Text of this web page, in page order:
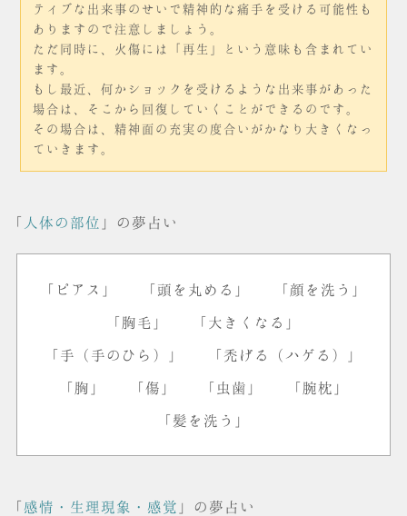
ティブな出来事のせいで精神的な痛手を受ける可能性も
ありますので注意しましょう。
ただ同時に、火傷には「再生」という意味も含まれてい
ます。
もし最近、何かショックを受けるような出来事があった
場合は、そこから回復していくことができるのです。
その場合は、精神面の充実の度合いがかなり大きくなっ
ていきます。
「 人体の部位 」の夢占い
「ピアス」 「頭を丸める」 「顔を洗う」
「胸毛」 「大きくなる」
「手（手のひら）」 「禿げる（ハゲる）」
「胸」 「傷」 「虫歯」 「腕枕」
「髪を洗う」
「感情・生理現象・感覚 」の夢占い